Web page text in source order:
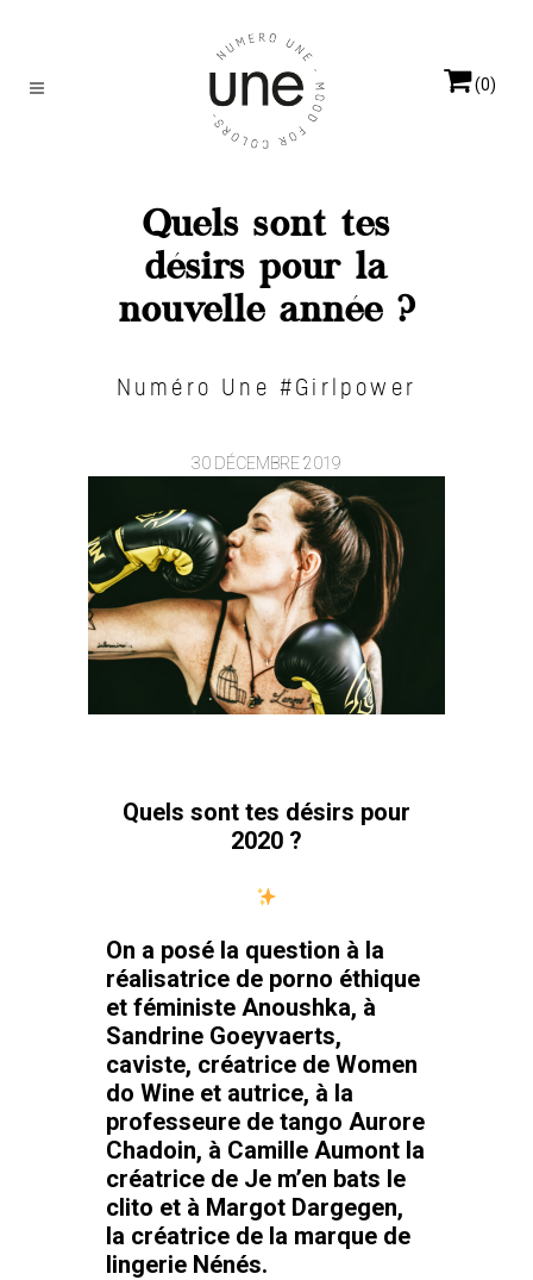
(0)
Quels sont tes
désirs pour la
nouvelle année ?
Numéro Une #Girlpower
30 DÉCEMBRE 2019
Quels sont tes désirs pour
2020 ?
On a posé la question à la
réalisatrice de porno éthique
et féministe Anoushka, à
Sandrine Goeyvaerts,
caviste, créatrice de Women
do Wine et autrice, à la
professeure de tango Aurore
Chadoin, à Camille Aumont la
créatrice de Je m’en bats le
clito et à Margot Dargegen,
la créatrice de la marque de
lingerie Nénés.